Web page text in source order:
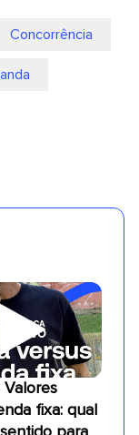
Concorrência
Valores
fixa: qual